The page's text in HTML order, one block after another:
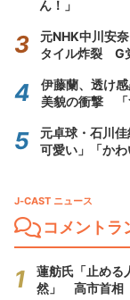
ん！」
元NHK中川安
タイル炸裂 G
伊藤蘭、透け
美貌の衝撃 「
元卓球・石川
可愛い」「か
J-CAST ニュース
コメントラ
蓮舫氏「止める
然」 高市首相